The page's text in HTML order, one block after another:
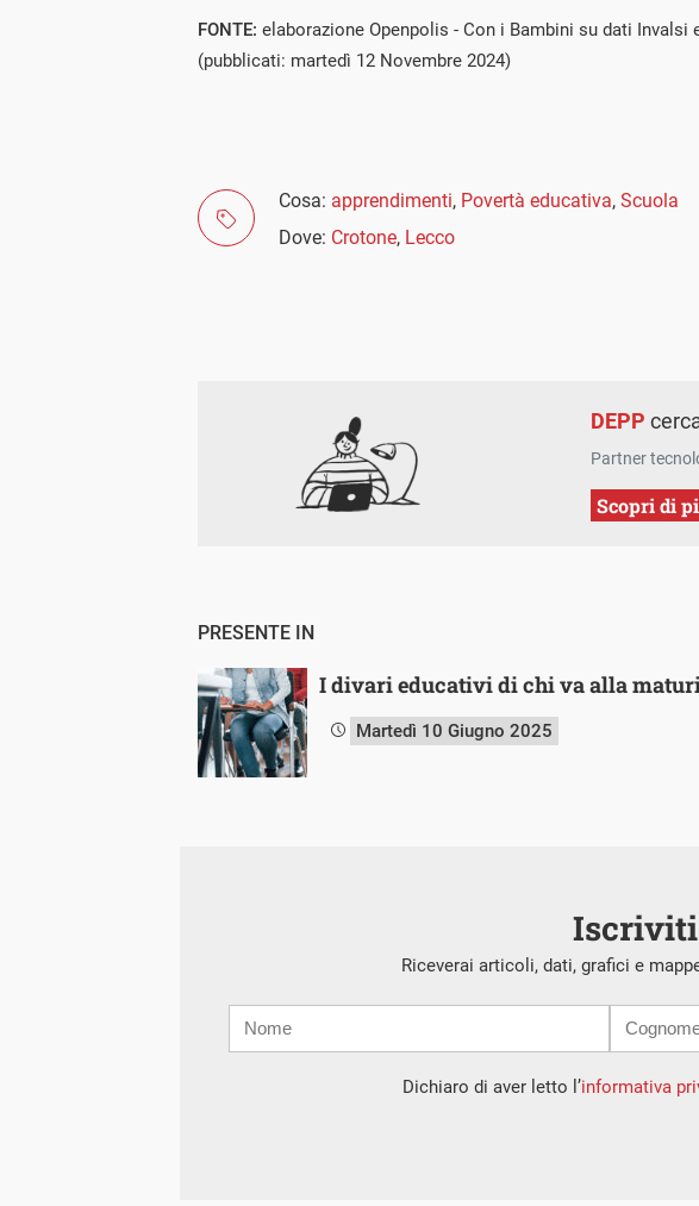
FONTE: elaborazione Openpolis - Con i Bambini su dati Invalsi
(pubblicati: martedì 12 Novembre 2024)
Cosa: apprendimenti, Povertà educativa, Scuola
Dove: Crotone, Lecco
DEPP
Partner
Scopri di
PRESENTE IN
I divari educativi di chi va alla
Martedì 10 Giugno 2025
Riceverai articoli, dati, grafici e
mail
Dichiaro di aver letto l’informativa